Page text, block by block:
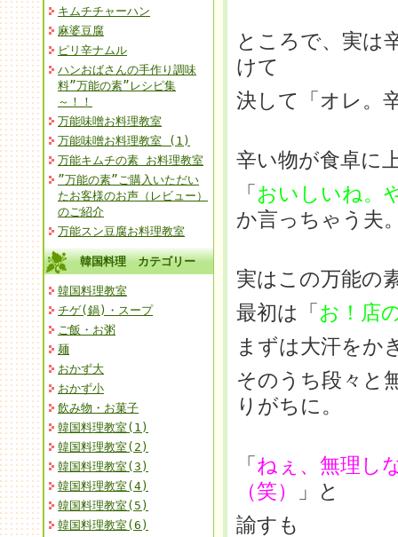
キムチチャーハン
麻婆豆腐
ピリ辛ナムル
ハンおばさんの手作り調味
料”万能の素”レシピ集
～！！
万能味噌お料理教室
万能味噌お料理教室 (1)
万能キムチの素 お料理教室
”万能の素”ご購入いただい
たお客様のお声（レビュー）
のご紹介
万能スン豆腐お料理教室
韓国料理 カテゴリー
韓国料理教室
チゲ(鍋)・スープ
ご飯・お粥
麺
おかず大
おかず小
飲み物・お菓子
韓国料理教室(1)
韓国料理教室(2)
韓国料理教室(3)
韓国料理教室(4)
韓国料理教室(5)
韓国料理教室(6)
ところで、実は
けて
決して「オレ。
辛い物が食卓に
「おいしいね。
か言っちゃう夫
実はこの万能の
最初は「お！店
まずは大汗をか
そのうち段々と
りがちに。
「ねぇ、無理し
（笑）
」と
諭すも